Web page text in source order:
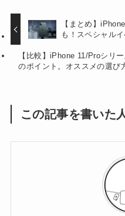
【まとめ】
も！スペシャル
【比較】iPhone 11/Proシリ
のポイント。オススメの選び
この記事を書いた